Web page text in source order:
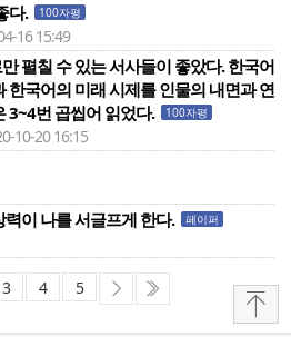
다. 100자평
16 15:49
펼칠 수 있는 서사들이 좋았다. 한국어
한국어의 미래 시제를 인물의 내면과 연
3~4번 곱씹어 읽었다.
100자평
10-20 16:15
이 나를 서글프게 한다. 페이퍼
3 4 5